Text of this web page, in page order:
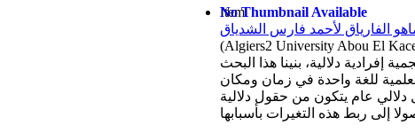
No Thumbnail Available
Item
الفارياق لأحمد فارس الشدياق
(
دلالية، بنينا هذا البحث
للغة واحدة في زمان ومكان
عام يتكون من حقول دلالية